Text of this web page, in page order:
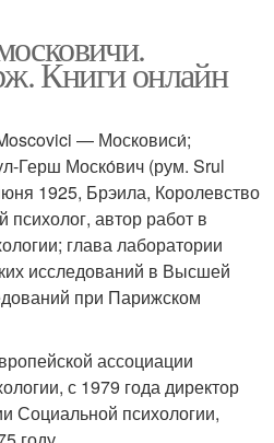
Книги онлайн
— Московиси́;
Герш Моско́вич (рум. Srul
1925, Брэила, Королевство
автор работ в
глава лаборатории
исследований в Высшей
при Парижском
ассоциации
с 1979 года директор
Социальной психологии,